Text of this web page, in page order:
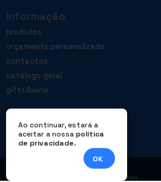
Informação
produtos
orçamento personalizado
contactos
catálogo geral
gifts4wine
Livro de reclamações
Ao continuar, estará a
aceitar a nossa política
de privacidade.
OK